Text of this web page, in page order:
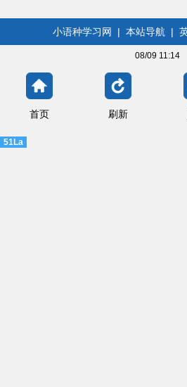
小语种学习网 | 本站导航 |
08/09 11:14
首页 刷新
51La